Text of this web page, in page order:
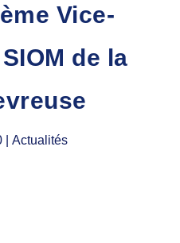
Vice-
de la
| Actualités